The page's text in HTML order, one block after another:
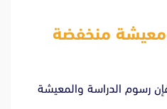
منخفضة
فإن رسوم الدراسة والمعيشة